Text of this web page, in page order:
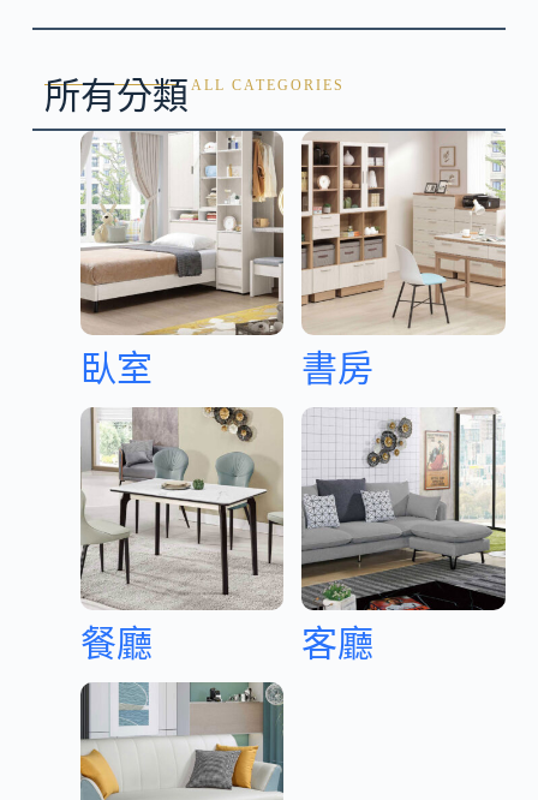
ALL CATEGORIES
所有分類
臥室 書房
餐廳 客廳